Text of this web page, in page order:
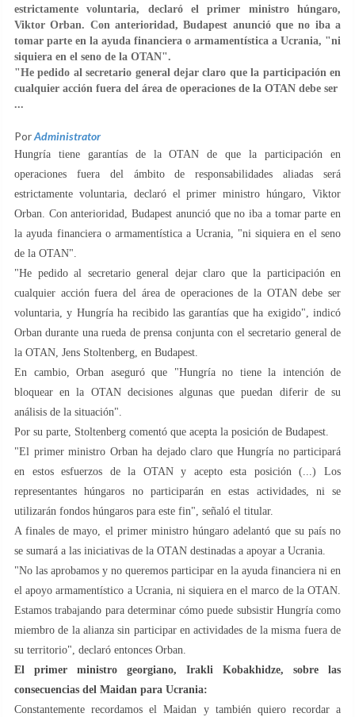
estrictamente voluntaria, declaró el primer ministro húngaro,
Viktor Orban. Con anterioridad, Budapest anunció que no iba a
tomar parte en la ayuda financiera o armamentística a Ucrania, "ni
siquiera en el seno de la OTAN".
"He pedido al secretario general dejar claro que la participación en
cualquier acción fuera del área de operaciones de la OTAN debe ser
...
PorAdministrator
Hungría tiene garantías de la OTAN de que la participación en
operaciones fuera del ámbito de responsabilidades aliadas será
estrictamente voluntaria, declaró el primer ministro húngaro, Viktor
Orban. Con anterioridad, Budapest anunció que no iba a tomar parte en
la ayuda financiera o armamentística a Ucrania, "ni siquiera en el seno
de la OTAN".
"He pedido al secretario general dejar claro que la participación en
cualquier acción fuera del área de operaciones de la OTAN debe ser
voluntaria, y Hungría ha recibido las garantías que ha exigido", indicó
Orban durante una rueda de prensa conjunta con el secretario general de
la OTAN, Jens Stoltenberg, en Budapest.
En cambio, Orban aseguró que "Hungría no tiene la intención de
bloquear en la OTAN decisiones algunas que puedan diferir de su
análisis de la situación".
Por su parte, Stoltenberg comentó que acepta la posición de Budapest.
"El primer ministro Orban ha dejado claro que Hungría no participará
en estos esfuerzos de la OTAN y acepto esta posición (...) Los
representantes húngaros no participarán en estas actividades, ni se
utilizarán fondos húngaros para este fin", señaló el titular.
A finales de mayo, el primer ministro húngaro adelantó que su país no
se sumará a las iniciativas de la OTAN destinadas a apoyar a Ucrania.
"No las aprobamos y no queremos participar en la ayuda financiera ni en
el apoyo armamentístico a Ucrania, ni siquiera en el marco de la OTAN.
Estamos trabajando para determinar cómo puede subsistir Hungría como
miembro de la alianza sin participar en actividades de la misma fuera de
su territorio", declaró entonces Orban.
El primer ministro georgiano, Irakli Kobakhidze, sobre las
consecuencias del Maidan para Ucrania:
Constantemente recordamos el Maidan y también quiero recordar a